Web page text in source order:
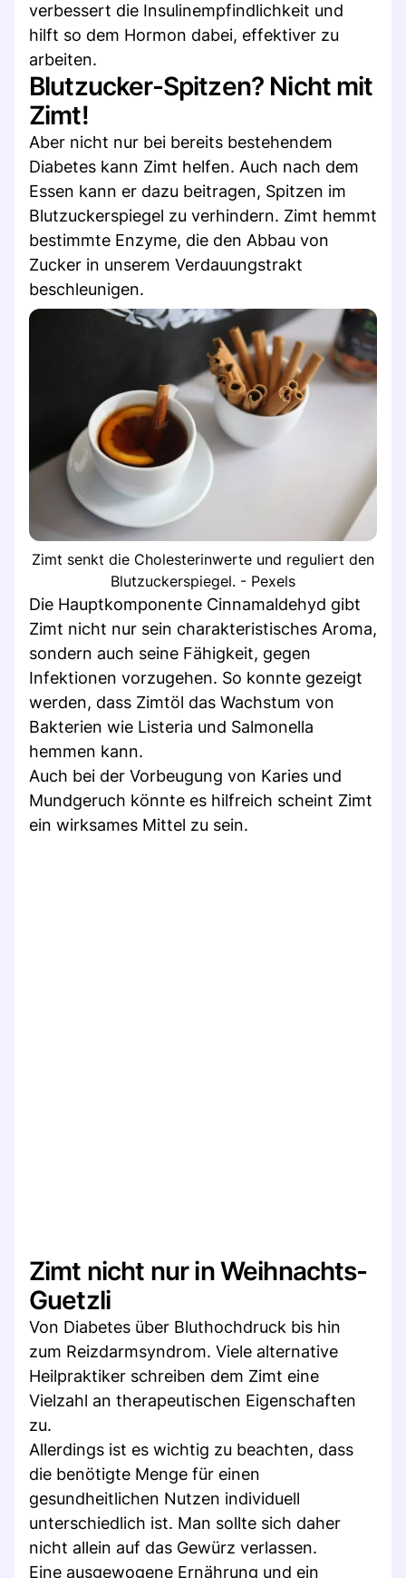
verbessert die Insulinempfindlichkeit und
hilft so dem Hormon dabei, effektiver zu
arbeiten.
Blutzucker-Spitzen? Nicht mit
Zimt!
Aber nicht nur bei bereits bestehendem
Diabetes kann Zimt helfen. Auch nach dem
Essen kann er dazu beitragen, Spitzen im
Blutzuckerspiegel zu verhindern. Zimt hemmt
bestimmte Enzyme, die den Abbau von
Zucker in unserem Verdauungstrakt
beschleunigen.
Zimt senkt die Cholesterinwerte und reguliert den
Blutzuckerspiegel. - Pexels
Die Hauptkomponente Cinnamaldehyd gibt
Zimt nicht nur sein charakteristisches Aroma,
sondern auch seine Fähigkeit, gegen
Infektionen vorzugehen. So konnte gezeigt
werden, dass Zimtöl das Wachstum von
Bakterien wie Listeria und Salmonella
hemmen kann.
Auch bei der Vorbeugung von Karies und
Mundgeruch könnte es hilfreich scheint Zimt
ein wirksames Mittel zu sein.
Zimt nicht nur in Weihnachts-
Guetzli
Von Diabetes über Bluthochdruck bis hin
zum Reizdarmsyndrom. Viele alternative
Heilpraktiker schreiben dem Zimt eine
Vielzahl an therapeutischen Eigenschaften
zu.
Allerdings ist es wichtig zu beachten, dass
die benötigte Menge für einen
gesundheitlichen Nutzen individuell
unterschiedlich ist. Man sollte sich daher
nicht allein auf das Gewürz verlassen.
Eine ausgewogene Ernährung und ein